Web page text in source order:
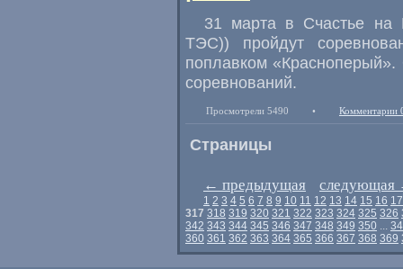
31 марта в Счастье на
ТЭС)) пройдут
поплавком
соревнований.
Просмотрели 5490 • Комментарии
Страницы
← предыдущая следующая
1 2 3 4 5 6 7 8 9 10 11 12 13 14 15 16 17
317 318 319 320 321 322 323 324 325 326
342 343 344 345 346 347 348 349 350 ...
360 361 362 363 364 365 366 367 368 369